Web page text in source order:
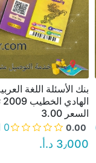
نظرةبنك الأسئلة اللغة
السعر 3.00
0.00 0 التعليق (التعليقات)
3٫000 د.أ.‏